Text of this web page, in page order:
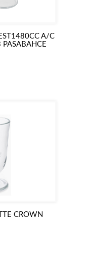
A/C
CROWN